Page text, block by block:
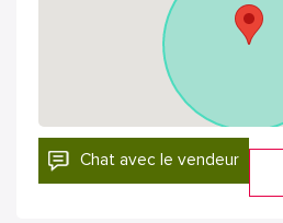
Chat avec le vendeur